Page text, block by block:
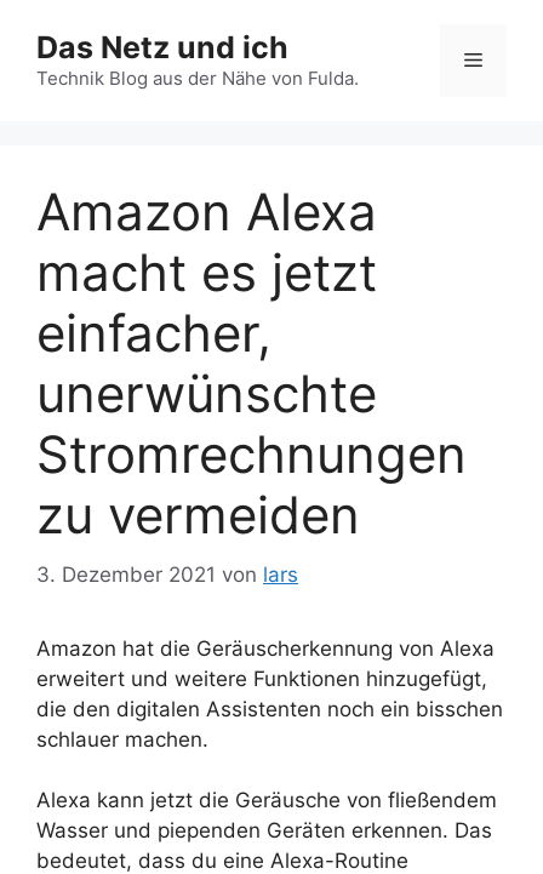
Inhalt
springen
Das Netz und ich
Technik Blog aus der Nähe von Fulda.
Menü
Amazon Alexa
macht es jetzt
einfacher,
unerwünschte
Stromrechnungen
zu vermeiden
3. Dezember 2021 von lars
Amazon hat die Geräuscherkennung von Alexa
erweitert und weitere Funktionen hinzugefügt,
die den digitalen Assistenten noch ein bisschen
schlauer machen.
Alexa kann jetzt die Geräusche von fließendem
Wasser und piependen Geräten erkennen. Das
bedeutet, dass du eine Alexa-Routine